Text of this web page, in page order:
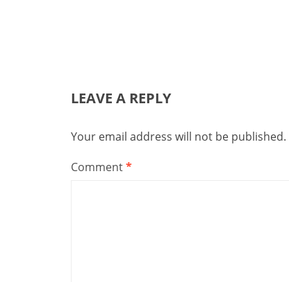
LEAVE A REPLY
Your email address will not be published.
Comment*